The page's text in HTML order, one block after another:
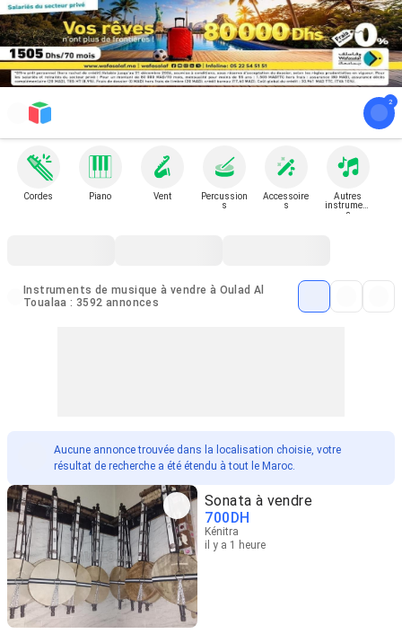
Cordes Piano Vent
Percussion
s
Accessoire
s
Autres
instrument
s
Instruments de musique à vendre à Oulad Al
Toualaa : 3592 annonces
Aucune annonce trouvée dans la localisation choisie, votre
résultat de recherche a été étendu à tout le Maroc.
Sonata à vendre
700DH
Kénitra
il y a 1 heure